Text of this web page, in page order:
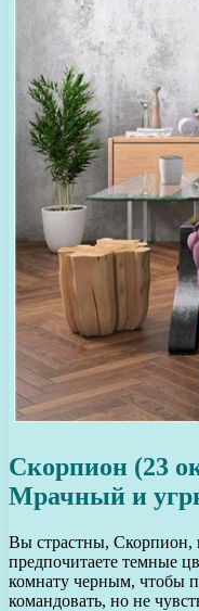
Скорпион (23
Мрачный и
Вы страстны, Скорпион,
предпочитаете темные
комнату черным, чтобы
командовать, но не